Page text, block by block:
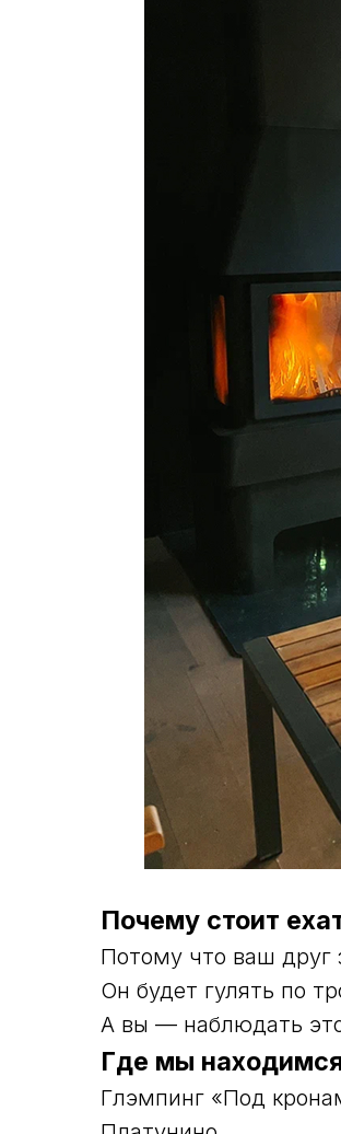
Почему стоит
Потому что ваш друг
Он будет гулять по
А вы — наблюдать
Где мы
Глэмпинг «Под